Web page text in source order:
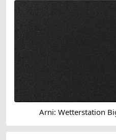
Arni: Wetterstation